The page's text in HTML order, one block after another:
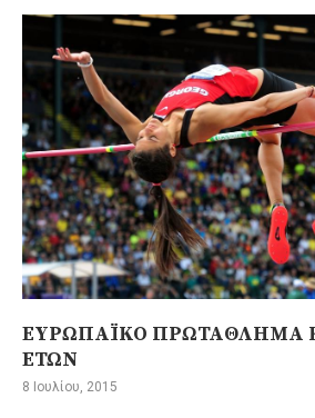
ΕΥΡΩΠΑΪΚΟ ΠΡΩΤΑΘΛΗΜΑ
ΕΤΩΝ
8 Ιουλίου, 2015